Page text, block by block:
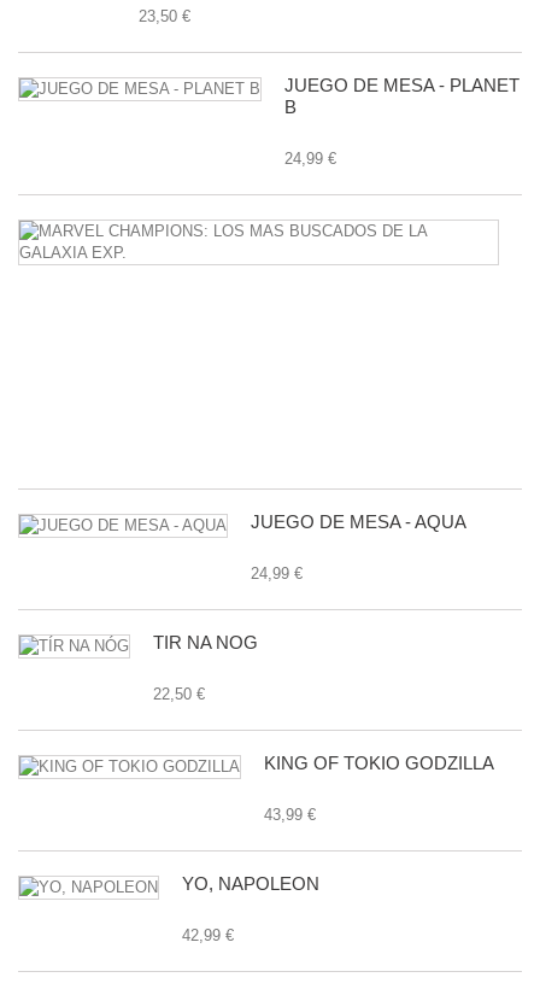
23,50 €
JUEGO DE MESA - PLANET
B
24,99 €
JUEGO DE MESA - AQUA
24,99 €
TÍR NA NÓG
22,50 €
KING OF TOKIO GODZILLA
43,99 €
YO, NAPOLEON
42,99 €